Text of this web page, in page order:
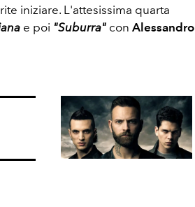
iniziare. L'attesissima quarta
e poi "Suburra" con Alessandro